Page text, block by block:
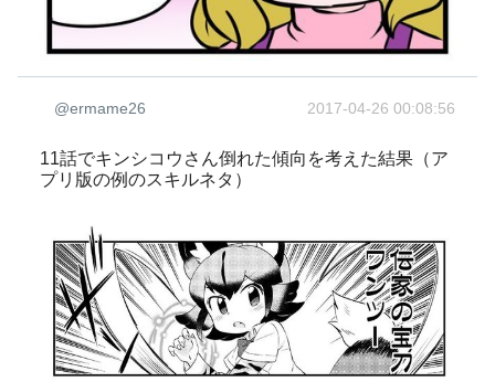
@ermame26 2017-04-26 00:08:56
11話でキンシコウさん倒れた傾向を考えた結果（ア
プリ版の例のスキルネタ）